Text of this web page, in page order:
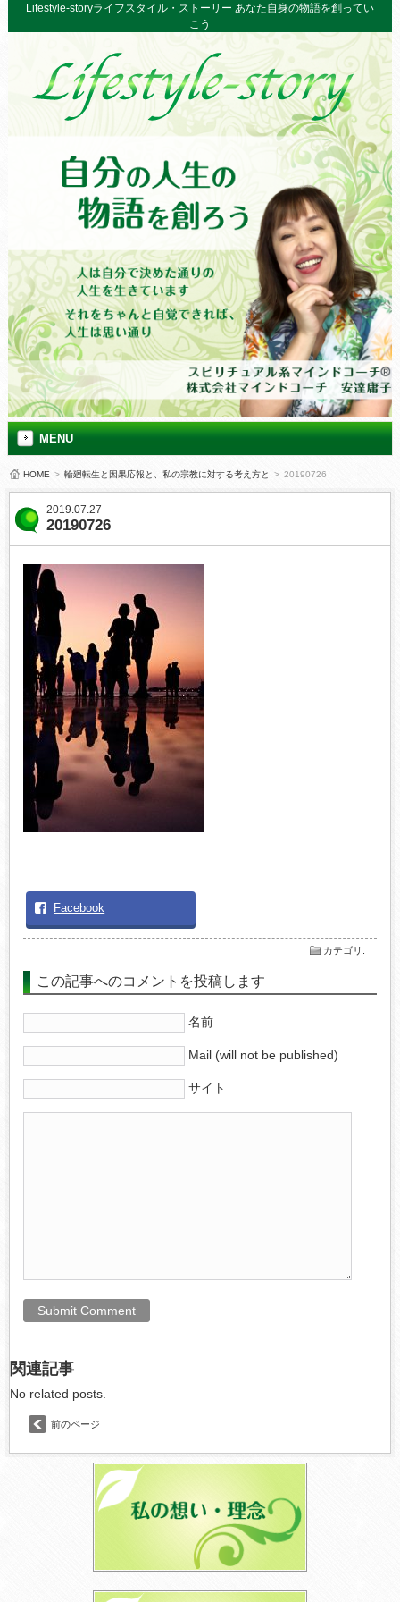
Lifestyle-storyライフスタイル・ストーリー あなた自身の物語を創ってい
こう
MENU
HOME > 輪廻転生と因果応報と、私の宗教に対する考え方と > 20190726
2019.07.27
20190726
Facebook
カテゴリ :
この記事へのコメントを投稿します
名前
Mail (will not be published)
サイト
関連記事
No related posts.
前のページ